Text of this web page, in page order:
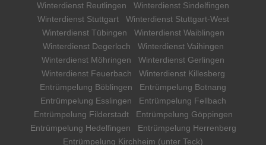
Winterdienst Reutlingen
Winterdienst Sindelfingen
Winterdienst Stuttgart
Winterdienst Stuttgart-West
Winterdienst Tübingen
Winterdienst Waiblingen
Winterdienst Degerloch
Winterdienst Vaihingen
Winterdienst Möhringen
Winterdienst Gerlingen
Winterdienst Feuerbach
Winterdienst Killesberg
Entrümpelung Böblingen
Entrümpelung Botnang
Entrümpelung Esslingen
Entrümpelung Fellbach
Entrümpelung Filderstadt
Entrümpelung Göppingen
Entrümpelung Hedelfingen
Entrümpelung Herrenberg
Entrümpelung Kirchheim (unter Teck)